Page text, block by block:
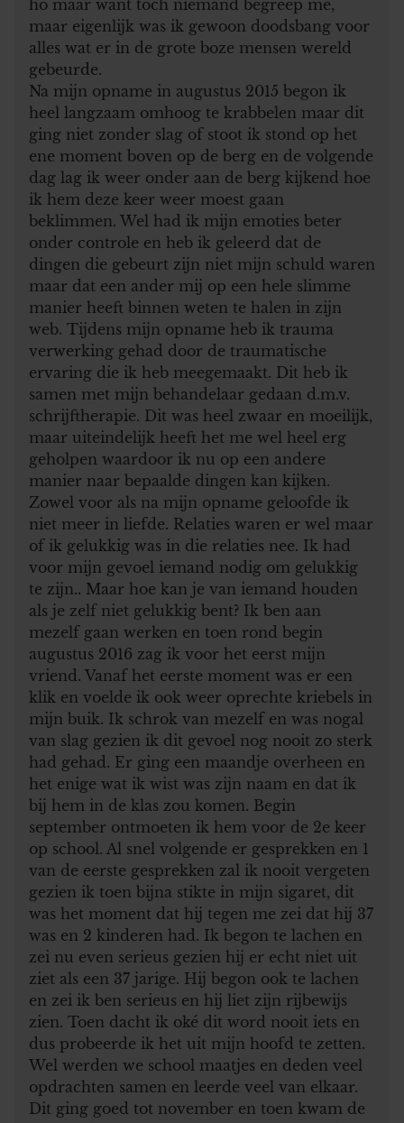
ho maar want toch niemand begreep me,
maar eigenlijk was ik gewoon doodsbang voor
alles wat er in de grote boze mensen wereld
gebeurde.
Na mijn opname in augustus 2015 begon ik
heel langzaam omhoog te krabbelen maar dit
ging niet zonder slag of stoot ik stond op het
ene moment boven op de berg en de volgende
dag lag ik weer onder aan de berg kijkend hoe
ik hem deze keer weer moest gaan
beklimmen. Wel had ik mijn emoties beter
onder controle en heb ik geleerd dat de
dingen die gebeurt zijn niet mijn schuld waren
maar dat een ander mij op een hele slimme
manier heeft binnen weten te halen in zijn
web. Tijdens mijn opname heb ik trauma
verwerking gehad door de traumatische
ervaring die ik heb meegemaakt. Dit heb ik
samen met mijn behandelaar gedaan d.m.v.
schrijftherapie. Dit was heel zwaar en moeilijk,
maar uiteindelijk heeft het me wel heel erg
geholpen waardoor ik nu op een andere
manier naar bepaalde dingen kan kijken.
Zowel voor als na mijn opname geloofde ik
niet meer in liefde. Relaties waren er wel maar
of ik gelukkig was in die relaties nee. Ik had
voor mijn gevoel iemand nodig om gelukkig
te zijn.. Maar hoe kan je van iemand houden
als je zelf niet gelukkig bent? Ik ben aan
mezelf gaan werken en toen rond begin
augustus 2016 zag ik voor het eerst mijn
vriend. Vanaf het eerste moment was er een
klik en voelde ik ook weer oprechte kriebels in
mijn buik. Ik schrok van mezelf en was nogal
van slag gezien ik dit gevoel nog nooit zo sterk
had gehad. Er ging een maandje overheen en
het enige wat ik wist was zijn naam en dat ik
bij hem in de klas zou komen. Begin
september ontmoeten ik hem voor de 2e keer
op school. Al snel volgende er gesprekken en 1
van de eerste gesprekken zal ik nooit vergeten
gezien ik toen bijna stikte in mijn sigaret, dit
was het moment dat hij tegen me zei dat hij 37
was en 2 kinderen had. Ik begon te lachen en
zei nu even serieus gezien hij er echt niet uit
ziet als een 37 jarige. Hij begon ook te lachen
en zei ik ben serieus en hij liet zijn rijbewijs
zien. Toen dacht ik oké dit word nooit iets en
dus probeerde ik het uit mijn hoofd te zetten.
Wel werden we school maatjes en deden veel
opdrachten samen en leerde veel van elkaar.
Dit ging goed tot november en toen kwam de